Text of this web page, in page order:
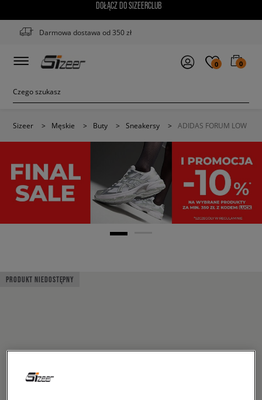
DOŁĄCZ DO SIZEERCLUB
Darmowa dostawa od 350 zł
0 0
Sizeer > Męskie > Buty > Sneakersy > ADIDAS FORUM LOW
PRODUKT NIEDOSTĘPNY